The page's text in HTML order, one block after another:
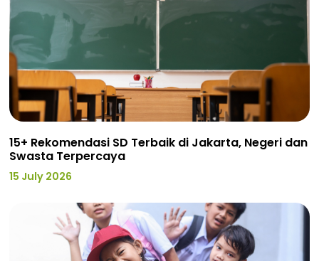
15+ Rekomendasi SD Terbaik di Jakarta, Negeri dan
Swasta Terpercaya
15 July 2026